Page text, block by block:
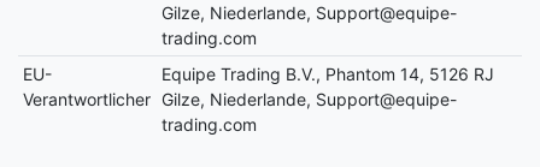
Gilze, Niederlande, Support@equipe-
trading.com
EU-
Verantwortlicher
Equipe Trading B.V., Phantom 14, 5126 RJ
Gilze, Niederlande, Support@equipe-
trading.com